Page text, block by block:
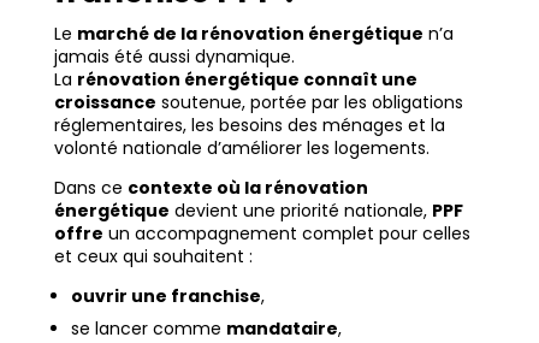
Le marché de la rénovation énergétique n’a
jamais été aussi dynamique.
La rénovation énergétique connaît une
croissance soutenue, portée par les obligations
réglementaires, les besoins des ménages et la
volonté nationale d’améliorer les logements.
Dans ce contexte où la rénovation
énergétique devient une priorité nationale, PPF
offre un accompagnement complet pour celles
et ceux qui souhaitent :
ouvrir une franchise,
se lancer comme mandataire,